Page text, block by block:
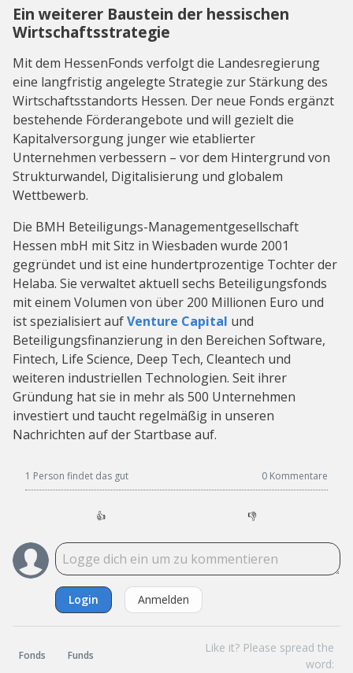
Ein weiterer Baustein der hessischen
Wirtschaftsstrategie
Mit dem HessenFonds verfolgt die Landesregierung
eine langfristig angelegte Strategie zur Stärkung des
Wirtschaftsstandorts Hessen. Der neue Fonds ergänzt
bestehende Förderangebote und will gezielt die
Kapitalversorgung junger wie etablierter
Unternehmen verbessern – vor dem Hintergrund von
Strukturwandel, Digitalisierung und globalem
Wettbewerb.
Die BMH Beteiligungs-Managementgesellschaft
Hessen mbH mit Sitz in Wiesbaden wurde 2001
gegründet und ist eine hundertprozentige Tochter der
Helaba. Sie verwaltet aktuell sechs Beteiligungsfonds
mit einem Volumen von über 200 Millionen Euro und
ist spezialisiert aufVenture Capital und
Beteiligungsfinanzierung in den Bereichen Software,
Fintech, Life Science, Deep Tech, Cleantech und
weiteren industriellen Technologien. Seit ihrer
Gründung hat sie in mehr als 500 Unternehmen
investiert und taucht regelmäßig in unseren
Nachrichten auf der Startbase auf.
1 Person findet das gut 0 Kommentare
👍 👎
Login Anmelden
Fonds Funds
Like it? Please spread the
word: